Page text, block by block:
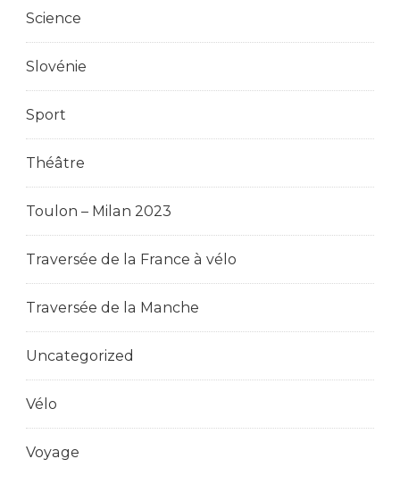
Science
Slovénie
Sport
Théâtre
Toulon – Milan 2023
Traversée de la France à vélo
Traversée de la Manche
Uncategorized
Vélo
Voyage